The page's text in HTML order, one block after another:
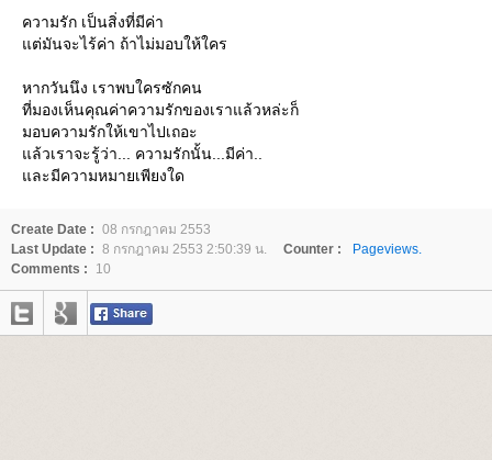
ความรัก เป็นสิ่งที่มีค่า
ต่มันจะไร้ค่า ถ้าไม่มอบให้ใคร
หากวันนึง เราพบใครซักคน
ที่มองเห็นคุณค่าความรักของเราแล้วหล่ะก็
มอบความรักให้เขาไปเถอะ
ล้วเราจะรู้ว่า... ความรักนั้น...มีค่า..
ละมีความหมายเพียงใด
Create Date : 08 กรกฎาคม 2553
Last Update : 8 กรกฎาคม 2553 2:50:39 น. Counter :
Pageviews.
Comments :
10